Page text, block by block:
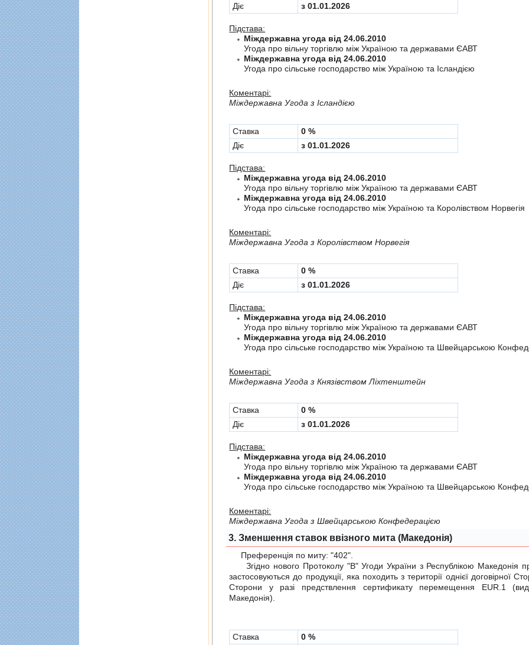
Діє
з 01.01.2026
Підстава:
Міждержавна угода від 24.06.2010
Угода про вiльну торгiвлю мiж Україною та державами ЄАВТ
Міждержавна угода від 24.06.2010
Угода про сiльське господарство мiж Україною та Iсландiєю
Коментарі:
Мiждержавна Угода з Ісландією
Cтавка
0 %
Діє
з 01.01.2026
Підстава:
Міждержавна угода від 24.06.2010
Угода про вiльну торгiвлю мiж Україною та державами ЄАВТ
Міждержавна угода від 24.06.2010
Угода про сiльське господарство мiж Україною та Королiвством Норвегiя
Коментарі:
Мiждержавна Угода з Королiвством Норвегія
Cтавка
0 %
Діє
з 01.01.2026
Підстава:
Міждержавна угода від 24.06.2010
Угода про вiльну торгiвлю мiж Україною та державами ЄАВТ
Міждержавна угода від 24.06.2010
Угода про сiльське господарство мiж Україною та Швейцарською
Коментарі:
Мiждержавна Угода з Князiвством Лiхтенштейн
Cтавка
0 %
Діє
з 01.01.2026
Підстава:
Міждержавна угода від 24.06.2010
Угода про вiльну торгiвлю мiж Україною та державами ЄАВТ
Міждержавна угода від 24.06.2010
Угода про сiльське господарство мiж Україною та Швейцарською
Коментарі:
Мiждержавна Угода з Швейцарською Конфедерацiєю
3. Зменшення ставок ввізного мита (Македонія)
Преференція по миту:"402"
Згідно нового Протоколу "B"Угоди України з Республікою Македонія
застосовуються до продукції, яка походить з території однієї договірної
Сторони у разі предствлення сертификату перемещення EUR.1
Македонія).
Cтавка
0 %